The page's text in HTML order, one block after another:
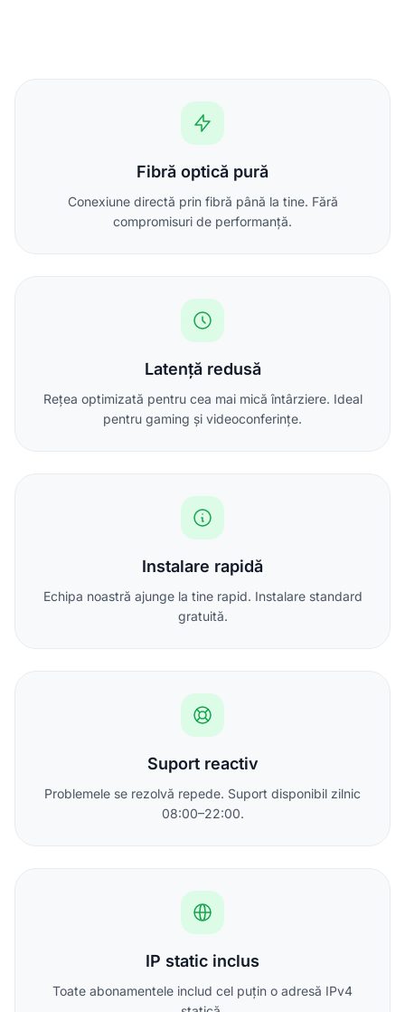
Fibră optică pură
Conexiune directă prin fibră până la tine. Fără
compromisuri de performanță.
Latență redusă
Rețea optimizată pentru cea mai mică întârziere. Ideal
pentru gaming și videoconferințe.
Instalare rapidă
Echipa noastră ajunge la tine rapid. Instalare standard
gratuită.
Suport reactiv
Problemele se rezolvă repede. Suport disponibil zilnic
08:00–22:00.
IP static inclus
Toate abonamentele includ cel puțin o adresă IPv4